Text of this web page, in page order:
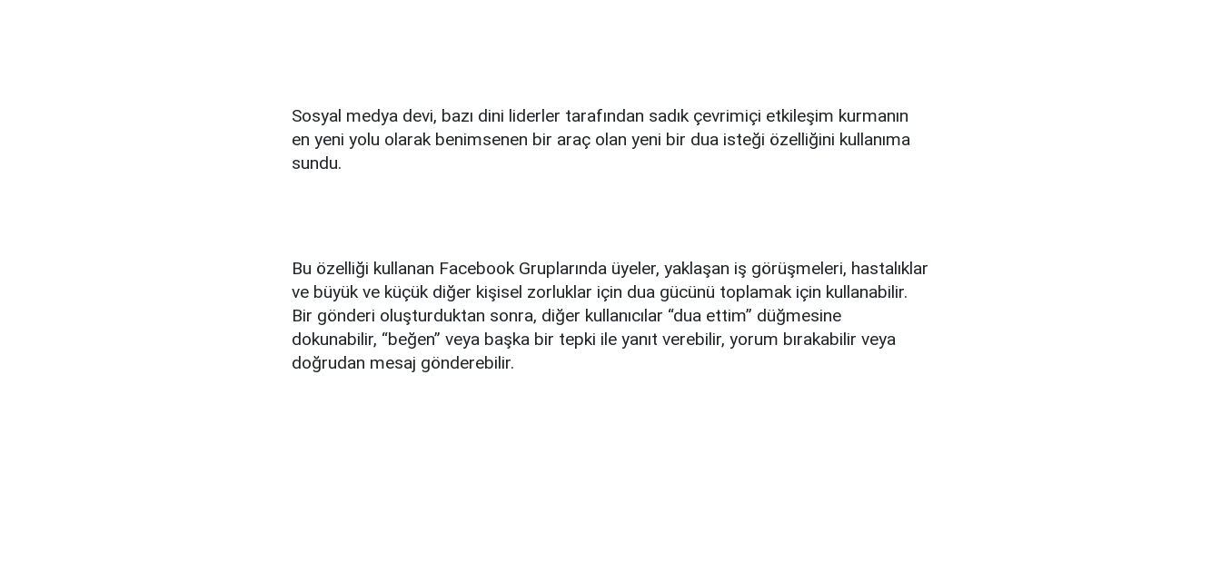
Sosyal medya devi, bazı dini liderler tarafından sadık çevrimiçi etkileşim kurmanın
en yeni yolu olarak benimsenen bir araç olan yeni bir dua isteği özelliğini kullanıma
sundu.
Bu özelliği kullanan Facebook Gruplarında üyeler, yaklaşan iş görüşmeleri, hastalıklar
ve büyük ve küçük diğer kişisel zorluklar için dua gücünü toplamak için kullanabilir.
Bir gönderi oluşturduktan sonra, diğer kullanıcılar “dua ettim” düğmesine
dokunabilir, “beğen” veya başka bir tepki ile yanıt verebilir, yorum bırakabilir veya
doğrudan mesaj gönderebilir.